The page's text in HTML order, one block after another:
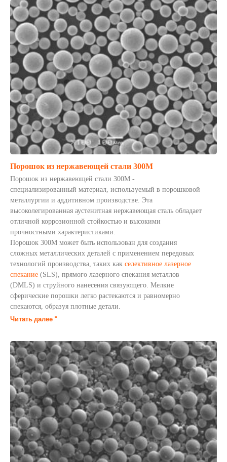
Порошок из нержавеющей стали 300М
Порошок из нержавеющей стали 300М -
специализированный материал, используемый в порошковой
металлургии и аддитивном производстве. Эта
высоколегированная аустенитная нержавеющая сталь обладает
отличной коррозионной стойкостью и высокими
прочностными характеристиками.
Порошок 300М может быть использован для создания
сложных металлических деталей с применением передовых
технологий производства, таких как селективное лазерное
спекание (SLS), прямого лазерного спекания металлов
(DMLS) и струйного нанесения связующего. Мелкие
сферические порошки легко растекаются и равномерно
спекаются, образуя плотные детали.
Читать далее "